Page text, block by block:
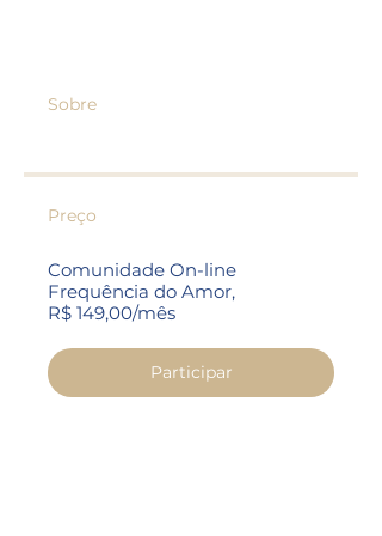
Sobre
Preço
Comunidade On-line
Frequência do Amor,
R$ 149,00/mês
Participar